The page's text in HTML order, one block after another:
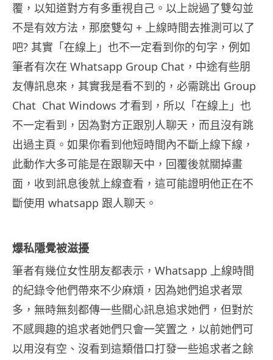
覆，以知道對方有多重視自己。以上說過了雙勾並
不是有效方法，那麼雙勾 + 上線時間去推測可以了
吧? 其實「在線上」也不一定看到你的句字，例如
筆者有次在 Whatsapp Group Chat，中途有些朋
友傳訊息來，其實我是看不到的，必需跳出 Group
Chat Chat Windows 才看到，所以「在線上」也
不一定看到，因為對方正跟別人聊天，而且沒有跳
出過主頁。如果你看到他短時間內不斷上線下線，
此動作大多可能是在跟聊天中，回覆後就關掉畫
面，收到訊息後就上線查看，這可能證明他正在不
斷使用 whatsapp 跟人聊天。
爆私隱覺被滋擾
筆者有幾位女性朋友都表示，Whatsapp 上線時間
的紀錄令他們帶來不少麻煩，因為她們追求者眾
多，無時無刻都傳一些關心訊息追求她們，但對於
不感興趣的追求者她們只會一笑置之，以前她們可
以用沒有空、沒看到這類借口打發一些追求者之餘